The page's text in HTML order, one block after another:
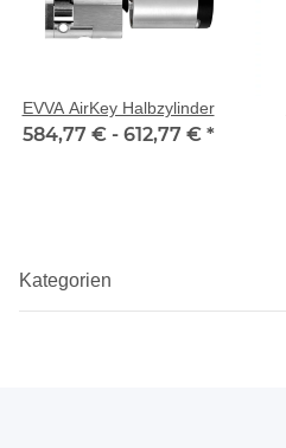
EVVA AirKey Halbzylinder
584,77 € - 612,77 € *
Kategorien